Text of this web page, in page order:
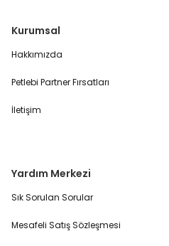
Kurumsal
Hakkımızda
Petlebi Partner Fırsatları
İletişim
Yardım Merkezi
Sık Sorulan Sorular
Mesafeli Satış Sözleşmesi